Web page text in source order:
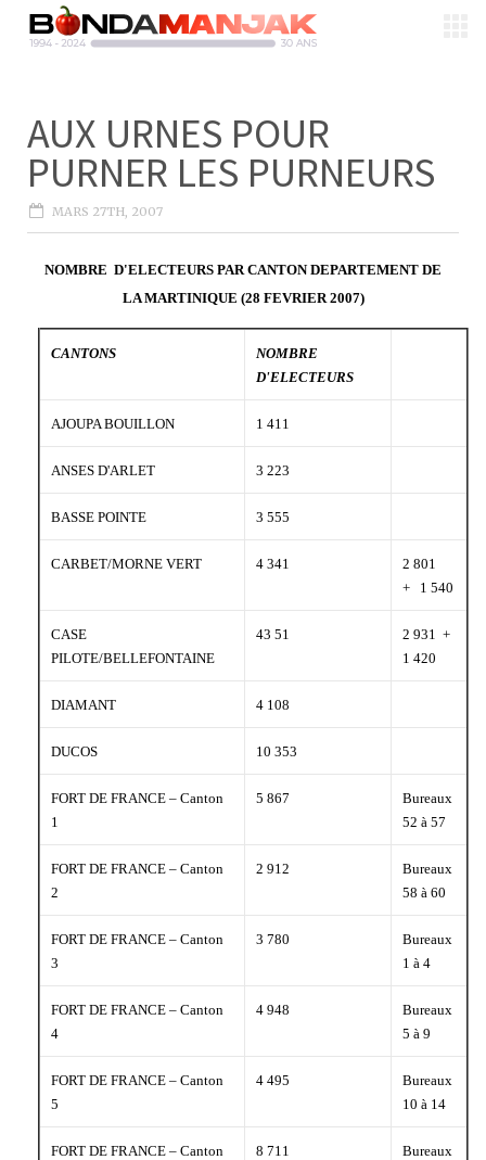
AUX URNES POUR
PURNER LES PURNEURS
MARS 27TH, 2007
NOMBRE D'ELECTEURS PAR CANTON DEPARTEMENT DE
LA MARTINIQUE (28 FEVRIER 2007)
CANTONS
NOMBRE
D'ELECTEURS
AJOUPA BOUILLON 1 411
ANSES D'ARLET 3 223
BASSE POINTE 3 555
CARBET/MORNE VERT 4 341
2 801
+ 1 540
CASE
PILOTE/BELLEFONTAINE
43 51
2 931 +
1 420
DIAMANT 4 108
DUCOS 10 353
FORT DE FRANCE – Canton
1
5 867
Bureaux
52 à 57
FORT DE FRANCE – Canton
2
2 912
Bureaux
58 à 60
FORT DE FRANCE – Canton
3
3 780
Bureaux
1 à 4
FORT DE FRANCE – Canton
4
4 948
Bureaux
5 à 9
FORT DE FRANCE – Canton
5
4 495
Bureaux
10 à 14
FORT DE FRANCE – Canton
8 711
Bureaux